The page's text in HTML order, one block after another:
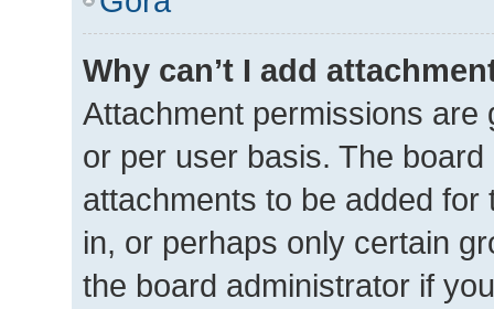
Why can’t I add
Attachment permissions
or per user basis. The
attachments to be added
in, or perhaps only certain
the board administrator if